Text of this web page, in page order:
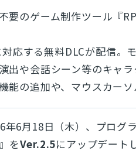
要のゲーム制作ツール『
応する無料DLCが配信。
出や会話シーン等のキャ
能の追加や、マウスカー
年6月18日（木）、プログ
をVer.2.5にアップデート